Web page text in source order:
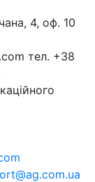
4, оф. 10
тел. +38